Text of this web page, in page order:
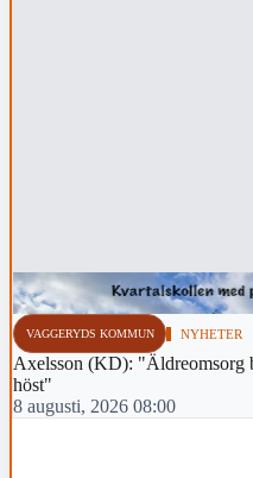
VAGGERYDS KOMMUN NYHETER
Axelsson (KD): "Äldreomsorg
höst"
8 augusti, 2026 08:00